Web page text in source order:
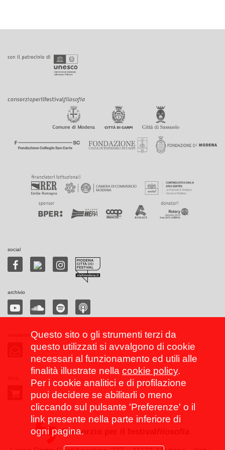
social
archivio
Consorzio per il festival
Questo sito o gli strumenti terzi da
questo utilizzati si avvalgono di cookie
necessari al funzionamento ed utili alle
finalità illustrate nella cookie policy.
Per i cookie analitici e di profilazione
puoi decidere se abilitarli o meno
cliccando sul pulsante 'Preferenze' o il
link presente nella parte inferiore di
ogni pagina.